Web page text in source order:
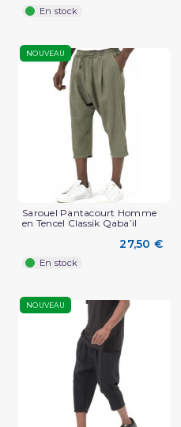
En stock
NOUVEAU
Sarouel Pantacourt Homme
en Tencel Classik Qaba’il
27,50 €
En stock
NOUVEAU